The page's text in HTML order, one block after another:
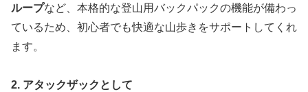
ループなど、本格的な登山用バックパックの機能が備わっ
ているため、初心者でも快適な山歩きをサポートしてくれ
ます。
2. アタックザックとして